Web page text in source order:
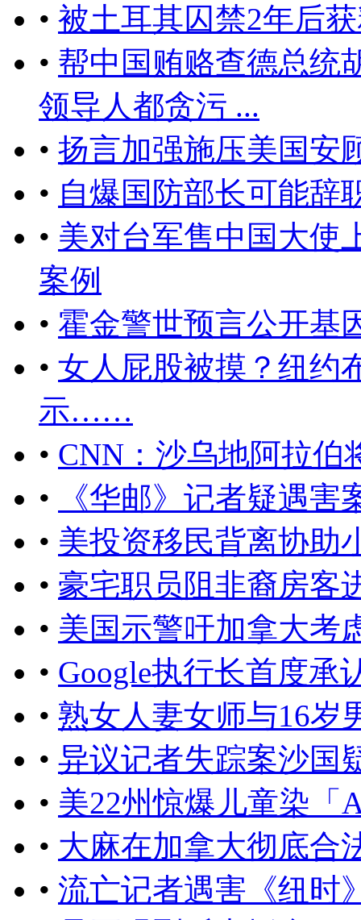
• 被土耳其囚禁2年后
• 帮中国贿赂查德总统
领导人都贪污 ...
• 扬言加强施压美国安
• 自爆国防部长可能辞
• 美对台军售中国大使
案例
• 霍金警世预言公开基
• 女人屁股被摸？纽约
示……
• CNN：沙乌地阿拉伯
•
《华邮》记者疑遇
• 美投资移民背离协助
• 豪宅职员阻非裔房客
• 美国示警吁加拿大考
• Google执行长首度承
• 熟女人妻女师与16岁
• 异议记者失踪案沙国
• 美22州惊爆儿童染「
• 大麻在加拿大彻底合
• 流亡记者遇害《纽时